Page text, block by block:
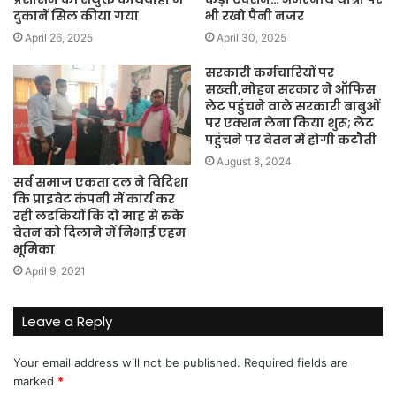
दुकानें सिल कीया गया
April 26, 2025
भी रखो पैनी नजर
April 30, 2025
सर्व समाज एकता दल ने विदिशा
कि प्राइवेट कंपनी में कार्य कर
रही लडकियों कि दो माह से रुके
वेतन को दिलाने में निभाई एहम
भूमिका
April 9, 2021
सरकारी कर्मचारियों पर
सख्ती,मोहन सरकार ने ऑफिस
लेट पहुंचने वाले सरकारी बाबुओं
पर एक्शन लेना किया शुरू; लेट
पहुंचने पर वेतन में होगी कटौती
August 8, 2024
Leave a Reply
Your email address will not be published. Required fields are
marked *